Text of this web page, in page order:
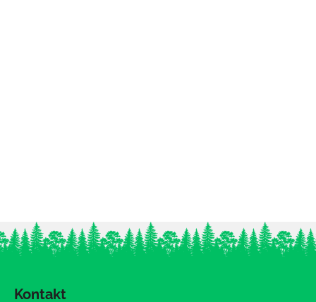
Kontakt